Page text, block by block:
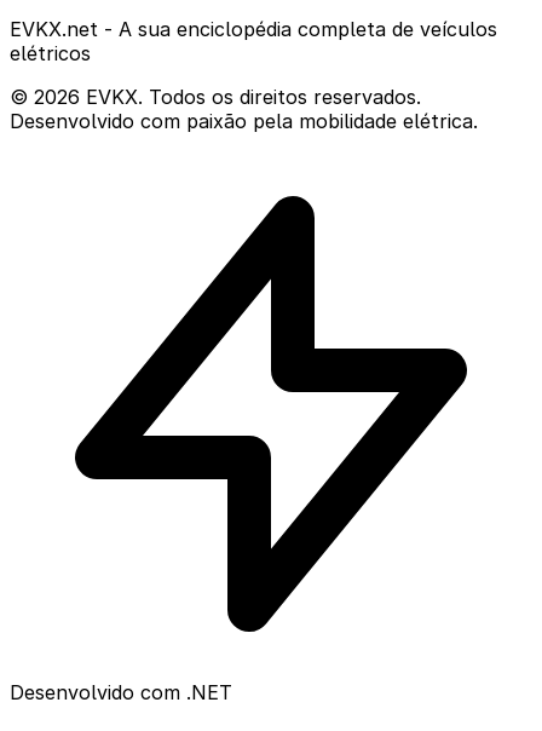
EVKX.net - A sua enciclopédia completa de veículos
elétricos
© 2026 EVKX. Todos os direitos reservados.
Desenvolvido com paixão pela mobilidade elétrica.
Desenvolvido com .NET